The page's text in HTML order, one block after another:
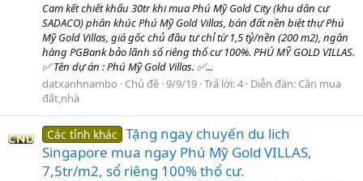
Cam kết chiết khấu 30tr khi mua Phú Mỹ Gold City (khu dân cư
SADACO) phân khúc Phú Mỹ Gold Villas, bán đất nền biệt thự Phú
Mỹ Gold Villas, giá gốc chủ đầu tư chỉ từ 1,5 tỷ/nền (200 m2), ngân
hàng PGBank bảo lãnh sổ riêng thổ cư 100%. PHÚ MỸ GOLD VILLAS.
✅ Tên dự án : Phú Mỹ Gold Villas. ✅...
datxanhnambo
Chủ đề 9/9/19 Trả lời: 4 Diễn đàn: Cần mua
đất,nhà
Các tỉnh khác Tặng ngay chuyến du lich
Singapore mua ngay Phú Mỹ Gold VILLAS,
7,5tr/m2, sổ riêng 100% thổ cư.